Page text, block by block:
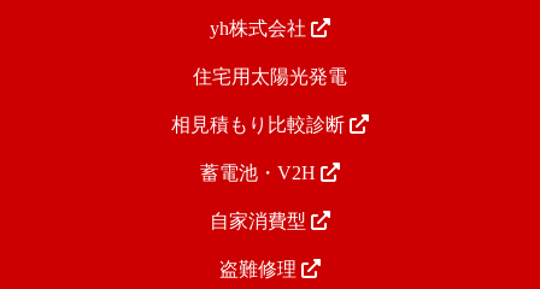
yh株式会社
住宅用太陽光発電
相見積もり比較診断
蓄電池・V2H
自家消費型
盗難修理